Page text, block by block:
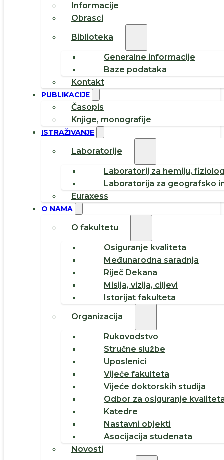
Informacije
Obrasci
Biblioteka
Generalne informacije
Baze podataka
Kontakt
PUBLIKACIJE
Časopis
Knjige, monografije
ISTRAŽIVANJE
Laboratorije
Laboratorij za hemiju,
Laboratorija za geografsko
Euraxess
O NAMA
O fakultetu
Osiguranje kvaliteta
Međunarodna saradnja
Riječ Dekana
Misija, vizija, ciljevi
Istorijat fakulteta
Organizacija
Rukovodstvo
Stručne službe
Uposlenici
Vijeće fakulteta
Vijeće doktorskih studija
Odbor za osiguranje
Katedre
Nastavni objekti
Asocijacija studenata
Novosti